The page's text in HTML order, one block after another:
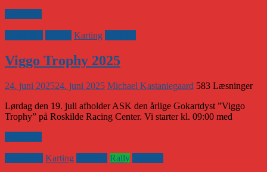
Karting
Viggo Trophy 2025
24. juni 202524. juni 2025 Michael Kastaniegaard 583 Læsninger
Lørdag den 19. juli afholder ASK den årlige Gokartdyst ”Viggo
Trophy” på Roskilde Racing Center. Vi starter kl. 09:00 med
Karting Rally